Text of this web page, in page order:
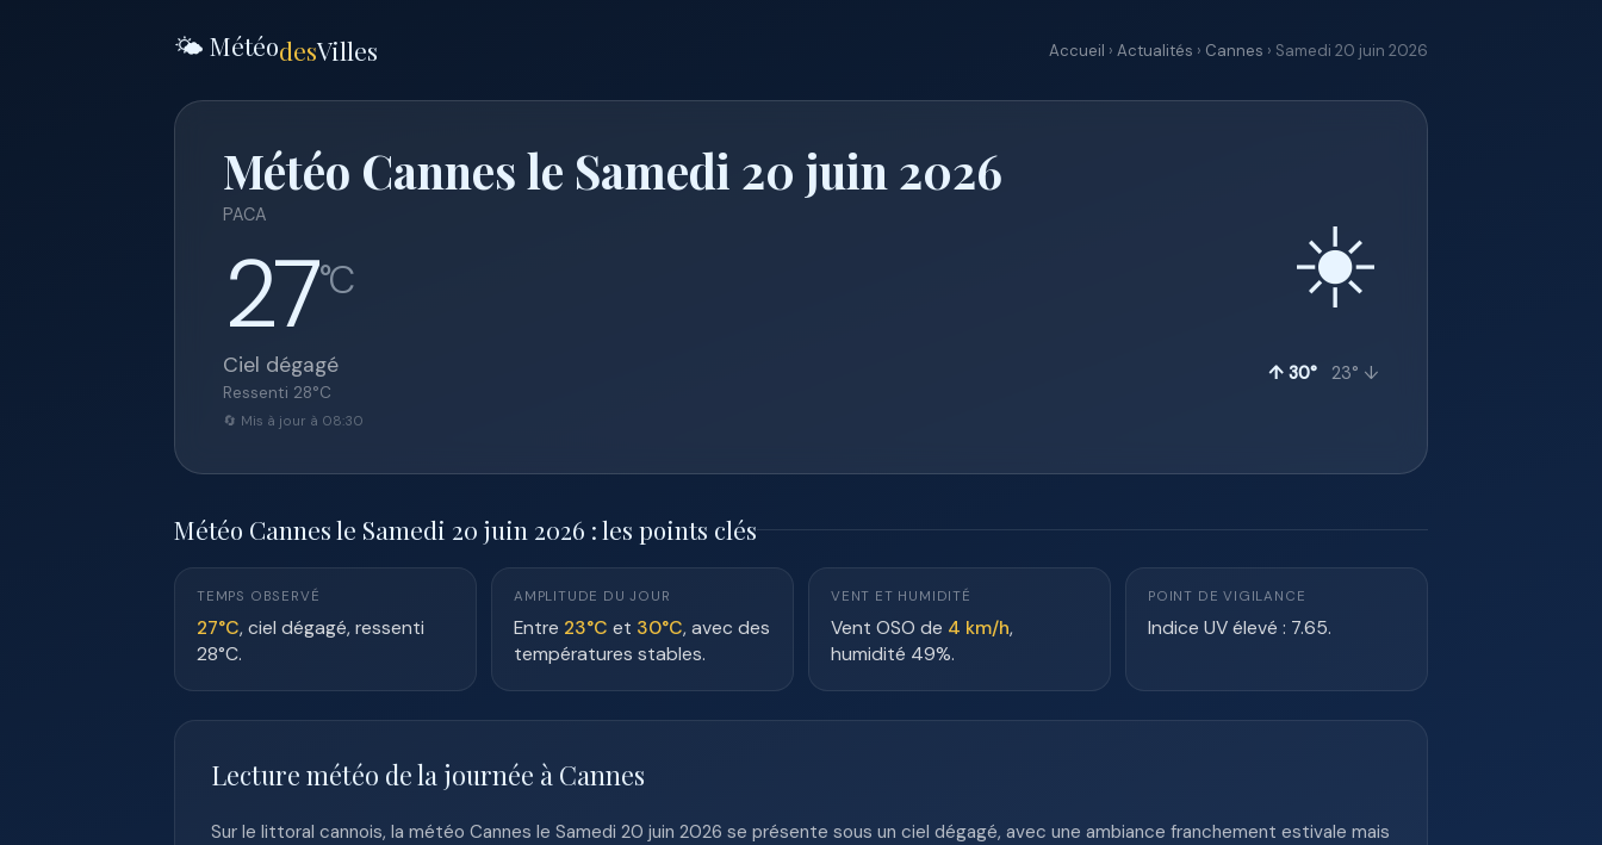
🌤️ MétéodesVilles Accueil › Actualités › Cannes › Samedi 20 juin 2026
Météo Cannes le Samedi 20 juin 2026
PACA
27°C
Ciel dégagé
Ressenti 28°C
🔄 Mis à jour à 08:30
☀️
↑ 30° 23° ↓
Météo Cannes le Samedi 20 juin 2026 : les points clés
TEMPS OBSERVÉ
27°C, ciel dégagé, ressenti
28°C.
AMPLITUDE DU JOUR
Entre 23°C et 30°C, avec des
températures stables.
VENT ET HUMIDITÉ
Vent OSO de 4 km/h,
humidité 49%.
POINT DE VIGILANCE
Indice UV élevé : 7.65.
Lecture météo de la journée à Cannes
Sur le littoral cannois, la météo Cannes le Samedi 20 juin 2026 se présente sous un ciel dégagé, avec une ambiance franchement estivale mais